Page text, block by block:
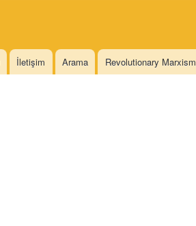
İletişim Arama Revolutionary Marxism